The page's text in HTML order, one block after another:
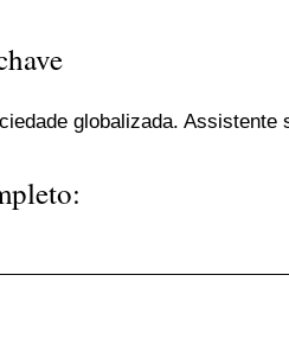
globalizada. Assistente